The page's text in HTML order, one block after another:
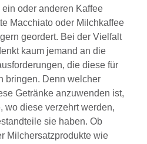
oder anderen Kaffee
Macchiato oder Milchkaffee
geordert. Bei der Vielfalt
kaum jemand an die
die diese für
bringen. Denn welcher
Getränke anzuwenden ist,
wo diese verzehrt werden,
sie haben. Ob
Milchersatzprodukte wie